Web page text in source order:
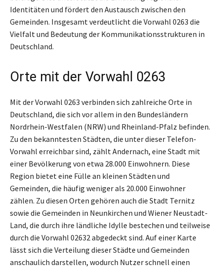
Identitäten und fördert den Austausch zwischen den
Gemeinden. Insgesamt verdeutlicht die Vorwahl 0263 die
Vielfalt und Bedeutung der Kommunikationsstrukturen in
Deutschland.
Orte mit der Vorwahl 0263
Mit der Vorwahl 0263 verbinden sich zahlreiche Orte in
Deutschland, die sich vor allem in den Bundesländern
Nordrhein-Westfalen (NRW) und Rheinland-Pfalz befinden.
Zu den bekanntesten Städten, die unter dieser Telefon-
Vorwahl erreichbar sind, zählt Andernach, eine Stadt mit
einer Bevölkerung von etwa 28.000 Einwohnern. Diese
Region bietet eine Fülle an kleinen Städten und
Gemeinden, die häufig weniger als 20.000 Einwohner
zählen. Zu diesen Orten gehören auch die Stadt Ternitz
sowie die Gemeinden in Neunkirchen und Wiener Neustadt-
Land, die durch ihre ländliche Idylle bestechen und teilweise
durch die Vorwahl 02632 abgedeckt sind. Auf einer Karte
lässt sich die Verteilung dieser Städte und Gemeinden
anschaulich darstellen, wodurch Nutzer schnell einen